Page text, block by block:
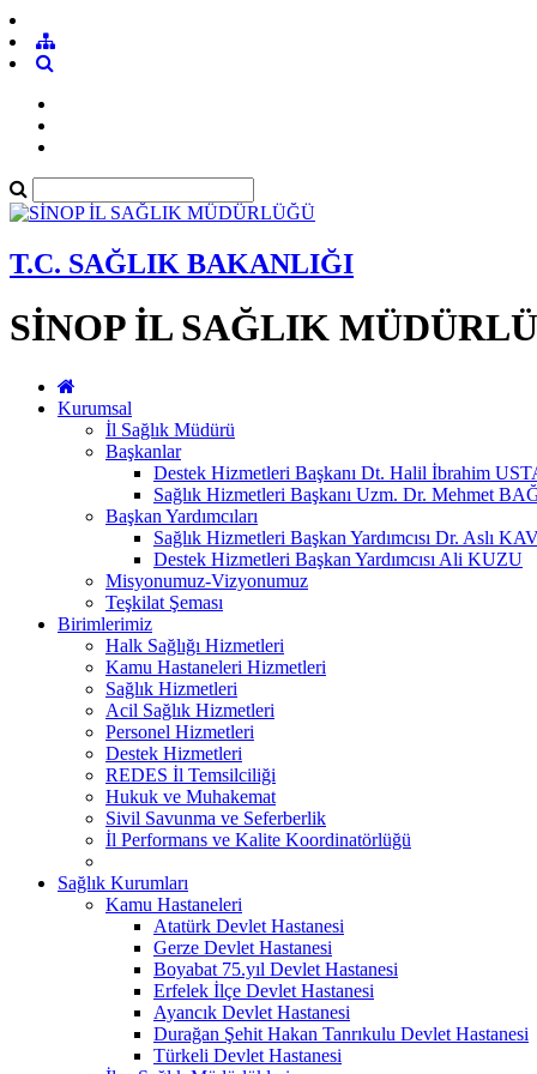
T.C. SAĞLIK BAKANLIĞI
SİNOP İL SAĞLIK
Kurumsal
İl Sağlık Müdürü
Başkanlar
Destek Hizmetleri Başkanı Dt. Halil İbrahim
Sağlık Hizmetleri Başkanı Uzm. Dr. Mehmet
Başkan Yardımcıları
Sağlık Hizmetleri Başkan Yardımcısı Dr. Aslı
Destek Hizmetleri Başkan Yardımcısı Ali KUZU
Misyonumuz-Vizyonumuz
Teşkilat Şeması
Birimlerimiz
Halk Sağlığı Hizmetleri
Kamu Hastaneleri Hizmetleri
Sağlık Hizmetleri
Acil Sağlık Hizmetleri
Personel Hizmetleri
Destek Hizmetleri
REDES İl Temsilciliği
Hukuk ve Muhakemat
Sivil Savunma ve Seferberlik
İl Performans ve Kalite Koordinatörlüğü
Sağlık Kurumları
Kamu Hastaneleri
Atatürk Devlet Hastanesi
Gerze Devlet Hastanesi
Boyabat 75.yıl Devlet Hastanesi
Erfelek İlçe Devlet Hastanesi
Ayancık Devlet Hastanesi
Durağan Şehit Hakan Tanrıkulu Devlet Hastanesi
Türkeli Devlet Hastanesi